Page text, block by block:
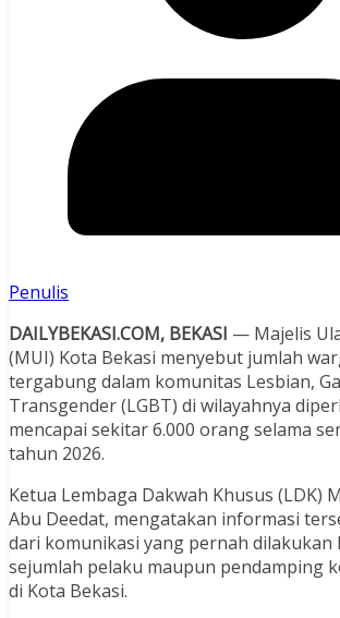
Penulis
DAILYBEKASI.COM, BEKASI — Majelis
(MUI) Kota Bekasi menyebut jumlah
tergabung dalam komunitas Lesbian,
Transgender (LGBT) di wilayahnya
mencapai sekitar 6.000 orang selama
tahun 2026.
Ketua Lembaga Dakwah Khusus (LDK)
Abu Deedat, mengatakan informasi
dari komunikasi yang pernah dilakukan
sejumlah pelaku maupun pendamping
di Kota Bekasi.